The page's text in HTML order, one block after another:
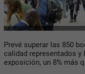
Prevé superar las 850
calidad representados
exposición, un 8% más